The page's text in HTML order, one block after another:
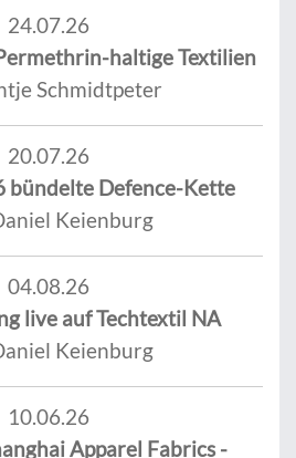
24.07.26
haltige Textilien
Schmidtpeter
20.07.26
bündelte Defence-Kette
Keienburg
04.08.26
live auf Techtextil NA
Keienburg
10.06.26
Apparel Fabrics -